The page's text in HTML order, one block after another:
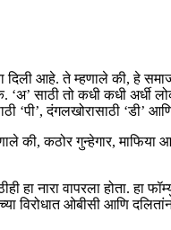
आहे. ते म्हणाले की, हे
साठी तो कधी कधी अर्धी
दंगलखोरासाठी ‘डी’ आणि
की, कठोर गुन्हेगार, माफिया
हा नारा वापरला होता. हा
विरोधात ओबीसी आणि